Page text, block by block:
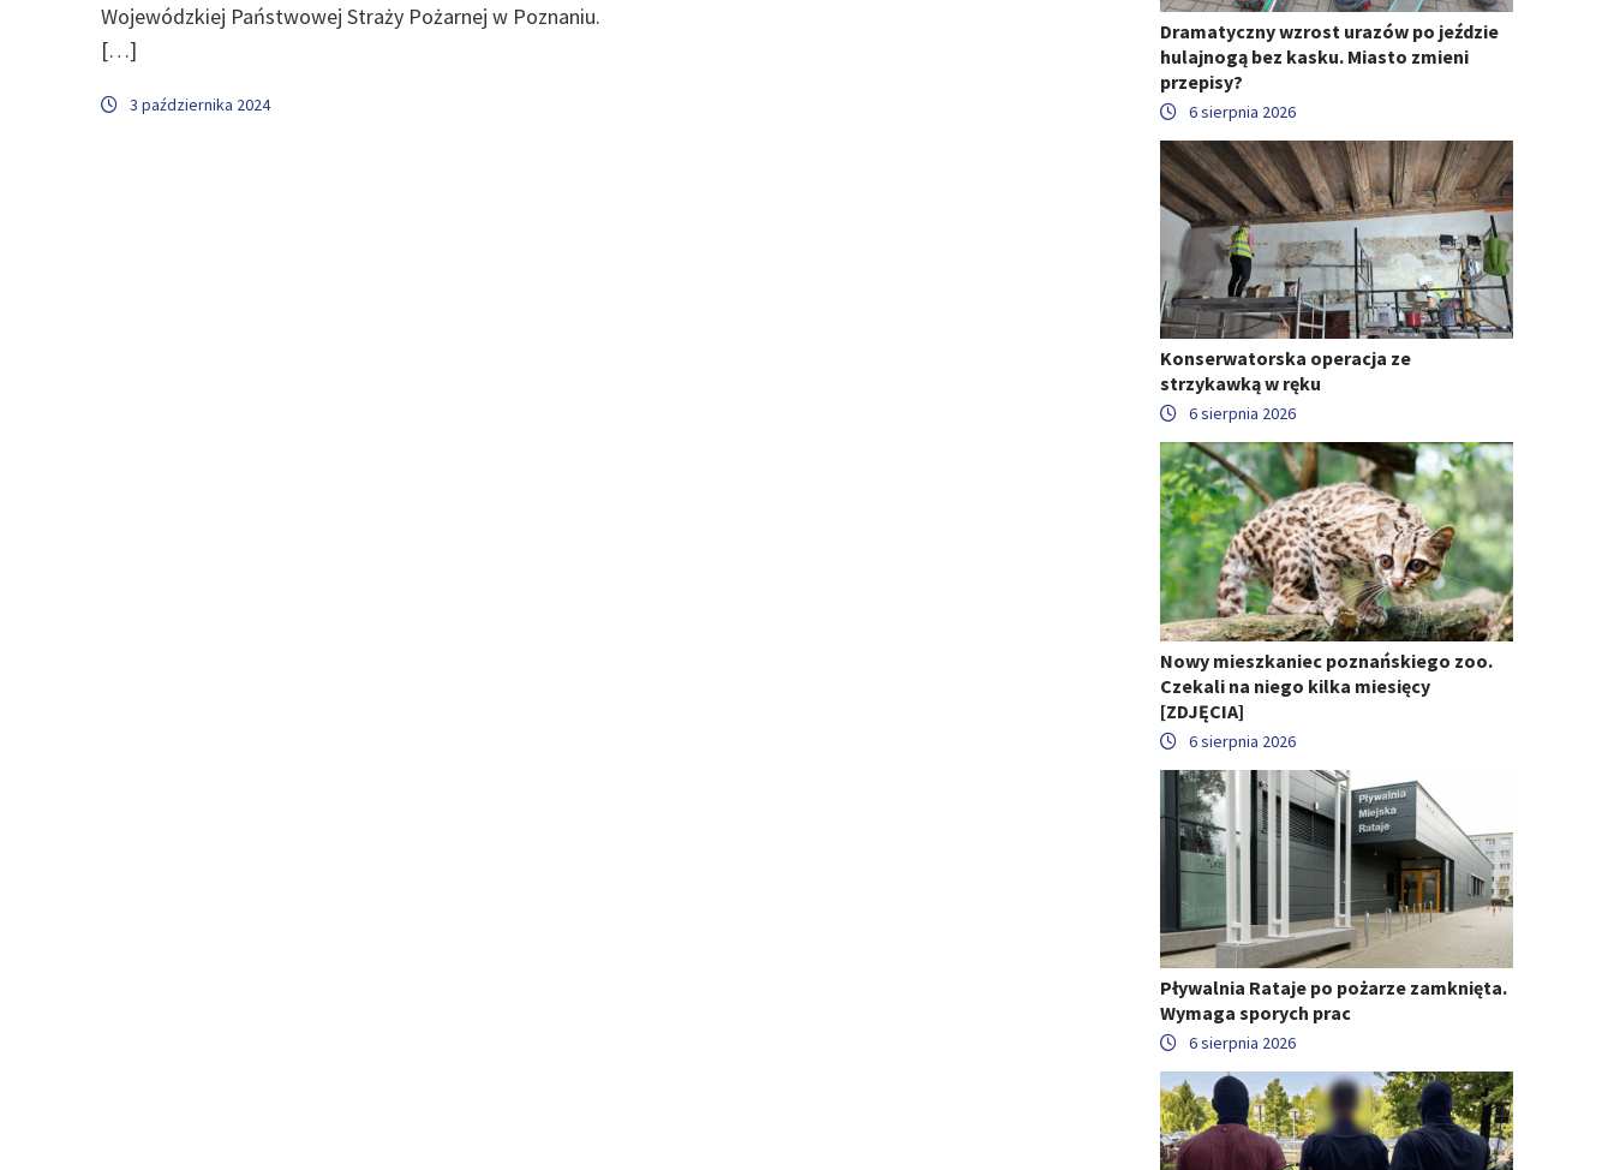
Wojewódzkiej Państwowej Straży Pożarnej w Poznaniu.
[…]
3 października 2024
Dramatyczny wzrost urazów po jeździe
hulajnogą bez kasku. Miasto zmieni
przepisy?
6 sierpnia 2026
Konserwatorska operacja ze
strzykawką w ręku
6 sierpnia 2026
Nowy mieszkaniec poznańskiego zoo.
Czekali na niego kilka miesięcy
[ZDJĘCIA]
6 sierpnia 2026
Pływalnia Rataje po pożarze zamknięta.
Wymaga sporych prac
6 sierpnia 2026